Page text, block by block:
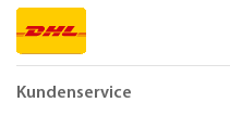
Kundenservice